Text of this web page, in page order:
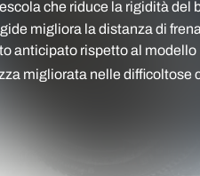
che riduce la rigidità del
migliora la distanza di
anticipato rispetto al modello
migliorata nelle difficoltose